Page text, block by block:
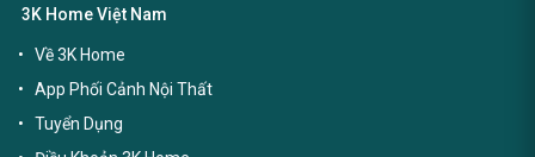
3K Home Việt Nam
Về 3K Home
App Phối Cảnh Nội Thất
Tuyển Dụng